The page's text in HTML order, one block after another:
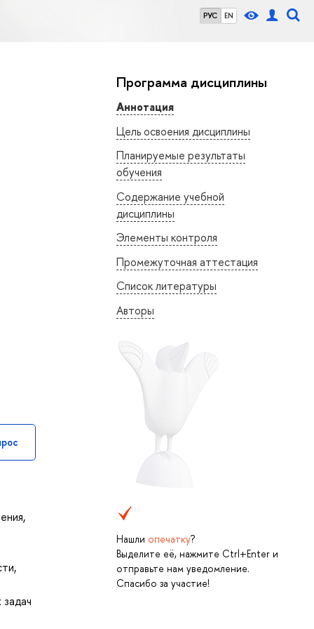
РУС EN
Программа дисциплины
Аннотация
Цель освоения дисциплины
Планируемые результаты
обучения
Содержание учебной
дисциплины
Элементы контроля
Промежуточная аттестация
Список литературы
Авторы
Нашли опечатку?
Выделите её, нажмите Ctrl+Enter и
отправьте нам уведомление.
Спасибо за участие!